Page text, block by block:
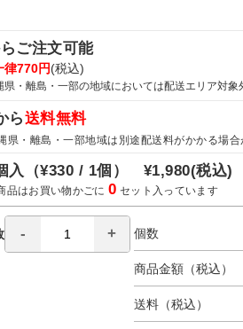
ご注文可能
律770円(税込)
・離島・一部の地域においては配送エリア対象
ら送料無料
・離島・一部地域は別途配送料がかかる場合
入（¥330 / 1個） ¥1,980(税込)
品はお買い物かごに0 セット入っています
個数
商品金額（税込）
送料（税込）